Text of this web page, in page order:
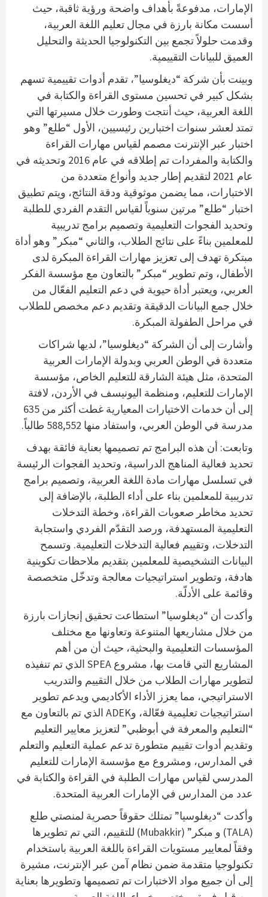
الإمارات، مدفوعةً بأهداف واضحة ورؤية ثاقبة، حيث
أسست مكانة بارزة في مجال تعليم اللغة العربية،
وقدمت حلولاً تجمع بين التكنولوجيا الحديثة والتحليل
العميق للبيانات التقييمية.
وبينت بأن شركة “ديغلوسيا”، تقدم أدوات تقييمية تسهم
بشكل كبير في تحسين مستوى القراءة والكتابة في
اللغة العربية، حيث أنتجت وطورت خلال مسيرتها التي
تمتد لعشر سنوات اختبارين رئيسيين، الأول “طلع” وهو
اختبار عبر الإنترنت مصمم لقياس مهارات القراءة
والكتابة والمفردات تم إطلاقه في عام 2016 وتحديثه في
عام 2021 لتقديم إطار جديد وأنواع متعددة من
الاختبارات، مما يضمن موثوقية ودقة النتائج، ويتم تطبيق
اختبار “طلع” مرتين سنوياً لقياس التقدم الفردي للطلبة
وتحديد الفجوات التعليمية وتصميم برامج تدريبية
للمعلمين بناءً على نتائج الطلاب، والثاني “مبكر” وهو أداة
مبتكرة تهدف إلى تعزيز مهارات القراءة المبكرة لدى
الأطفال، وتم تطوير “مبكر” بالتعاون مع مؤسسة الفكر
العربي، ويعتبر أداة حيوية في دعم التعليم الفعّال من
خلال جمع البيانات الدقيقة وتقديم دعم مخصص للطلاب
في مراحل الطفولة المبكرة.
وأشارت إلى أن الشركة “ديغلوسيا”، لديها شراكات
متعددة في الوطن العربي وبدولة الإمارات العربية
المتحدة، مثل هيئة الشارقة للتعليم الخاص، مؤسسة
الإمارات للتعليم، ومنظمة اليونيسف في الأردن، لافتة
إلى أن خدمات الاختيارات المعيارية غطت أكثر من 635
مدرسة في الوطن العربي، واستفاد منها 588,552 طالباً.
وتابعت: أن هذه البرامج تم تصميمها بعناية فائقة بهدف
تحديد فعالية المناهج الدراسية، وتحديد الفجوات الرئيسة
في تسلسل مهارات مادة اللغة العربية، وتصميم برامج
تدريبية للمعلمين بناء على أداء الطلبة، بالإضافة إلى
تحديد مخاطر صعوبات القراءة، وخطة التدخلات
التعليمية المستهدفة، ورصد التقدّم الفردي واستجابة
التدخلات، وتقييم فعالية التدخلات التعليمية. وتسمح
البيانات التشخيصية للمعلمين بتقديم ملاحظات تكوينية
هادفة، وتطوير استراتيجيات معالجة وتدخّل متخصصة
وقائمة على الأدلّة.
وأكدت أن “ديغلوسيا” استطاعت تحقيق إنجازات بارزة
من خلال مشاريعها المتنوعة وتعاونها مع مختلف
المؤسسات التعليمية والبحثية، حيث أن من أهم
المشاريع التي قامت بها، مشروع SPEA الذي تم تنفيذه
لتطوير مهارات الطلاب من خلال التقييم والتدريب
الاستراتيجي، مما يعزز الأداء الأكاديمي ويدعم تطوير
استراتيجيات تعليمية فعّالة، وADEK الذي تم بالتعاون مع
“التعليم والمعرفة في أبوظبي” لتعزيز معايير التعليم
وتقديم أدوات تقييم متطورة تدعم عملية التعليم والتعلم
في المدارس، ومشروع مع مؤسسة الإمارات للتعليم
المدرسي لقياس مهارات الطلبة في القراءة والكتابة في
عدد من المدارس في الإمارات العربية المتحدة.
وأكدت “ديغلوسيا” تمتلك حقوقاً حصرية لمنصتي طلع
(TALA) و مبكر” (Mubakkir) للتقييم، التي تم تطويرها
وفقاً لمعايير مستويات القراءة باللغة العربية باستخدام
تكنولوجيا متقدمة ضمن نظام آمن عبر الإنترنت، مشيرة
إلى أن جميع مواد الاختبارات تم تصميمها وتطويرها بعناية